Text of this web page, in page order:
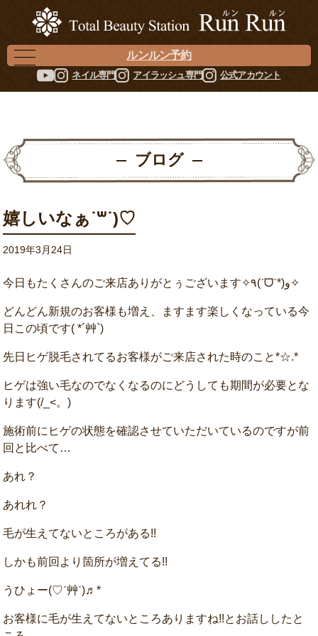
ルンルン予約
ネイル専門 アイラッシュ専門 公式アカウント
ブログ
嬉しいなぁ˙꒳˙)♡
2019年3月24日
今日もたくさんのご来店ありがとぅございます✧٩(ˊᗜˋ*)و✧
どんどん新規のお客様も増え、ますます楽しくなっている今
日この頃です( *´艸`)
先日ヒゲ脱毛されてるお客様がご来店された時のこと*☆.*
ヒゲは強い毛なのでなくなるのにどうしても期間が必要とな
ります(/_<。)
施術前にヒゲの状態を確認させていただいているのですが前
回と比べて…
あれ？
あれれ？
毛が生えてないところがある!!
しかも前回より箇所が増えてる!!
うひょー(♡ˊ艸ˋ)♬*
お客様に毛が生えてないところありますね!!とお話ししたと